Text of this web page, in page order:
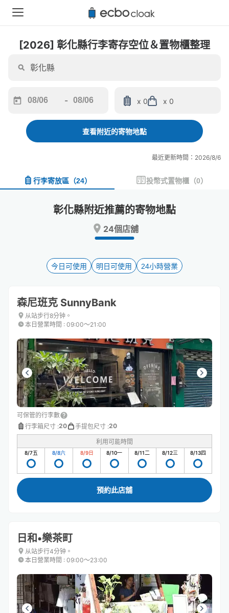
[2026] 彰化縣行李寄存空位＆置物櫃整理
forward
interact
and
the
keyboard
shortcuts
for
changing
dates.
-
backward
interact
and
a
date.
key
to
keyboard
for
changing
dates.
x 0 x 0
查看附近的寄物地點
最近更新時間：2026/8/6
行李寄放區 （24） 投幣式置物櫃 （0）
彰化縣附近推薦的寄物地點
24個店舖
今日可使用 明日可使用 24小時營業
森尼班克 SunnyBank
从站步行8分钟。
本日營業時間 : 09:00〜21:00
可保管的行李數
行李箱尺寸 :20 手提包尺寸 :20
利用可能時間
8/7五 8/8六 8/9日 8/10一 8/11二 8/12三 8/13四
預約此店舖
日和•樂茶町
从站步行4分钟。
本日營業時間 : 09:00〜23:00